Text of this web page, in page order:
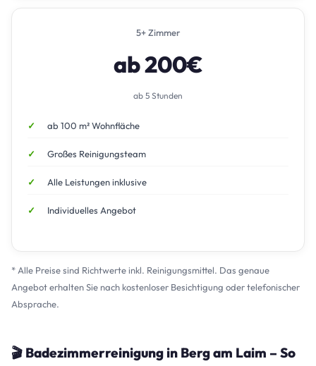
5+ Zimmer
ab 200€
ab 5 Stunden
ab 100 m² Wohnfläche
Großes Reinigungsteam
Alle Leistungen inklusive
Individuelles Angebot
* Alle Preise sind Richtwerte inkl. Reinigungsmittel. Das genaue
Angebot erhalten Sie nach kostenloser Besichtigung oder telefonischer
Absprache.
🎬 Badezimmerreinigung in Berg am Laim – So